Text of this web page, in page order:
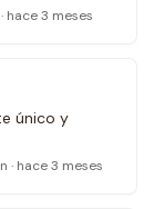
hace 3 meses
único y
· hace 3 meses